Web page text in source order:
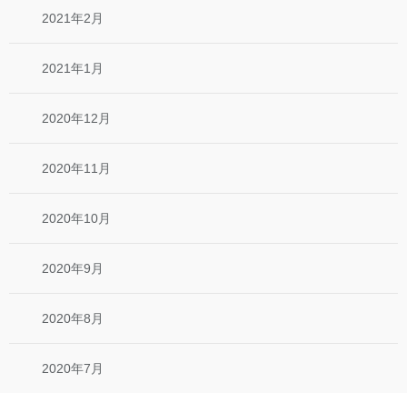
2021年2月
2021年1月
2020年12月
2020年11月
2020年10月
2020年9月
2020年8月
2020年7月